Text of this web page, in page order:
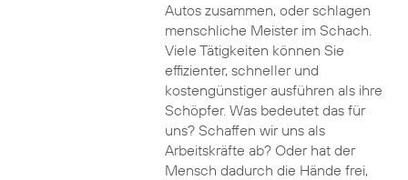
Autos zusammen, oder schlagen
menschliche Meister im Schach.
Viele Tätigkeiten können Sie
effizienter, schneller und
kostengünstiger ausführen als ihre
Schöpfer. Was bedeutet das für
uns? Schaffen wir uns als
Arbeitskräfte ab? Oder hat der
Mensch dadurch die Hände frei,